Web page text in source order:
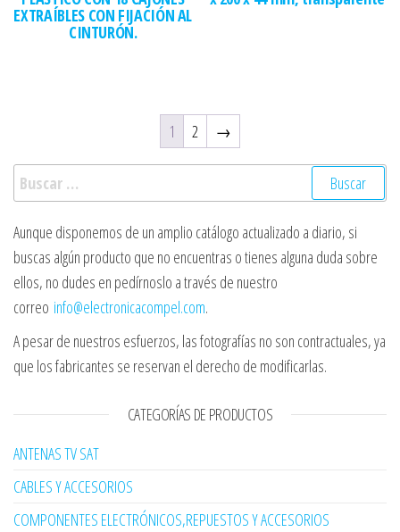
EXTRAÍBLES CON FIJACIÓN AL
CINTURÓN.
1 2 →
Buscar:
Aunque disponemos de un amplio catálogo actualizado a diario, si
buscas algún producto que no encuentras o tienes alguna duda sobre
ellos, no dudes en pedírnoslo a través de nuestro
correo info@electronicacompel.com.
A pesar de nuestros esfuerzos, las fotografías no son contractuales, ya
que los fabricantes se reservan el derecho de modificarlas.
CATEGORÍAS DE PRODUCTOS
ANTENAS TV SAT
CABLES Y ACCESORIOS
COMPONENTES ELECTRÓNICOS,REPUESTOS Y ACCESORIOS